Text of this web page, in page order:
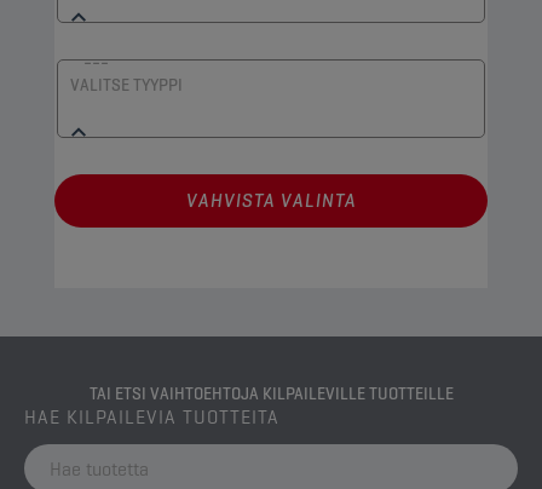
VALITSE TYYPPI
VAHVISTA VALINTA​
TAI ETSI VAIHTOEHTOJA KILPAILEVILLE TUOTTEILLE
HAE KILPAILEVIA TUOTTEITA